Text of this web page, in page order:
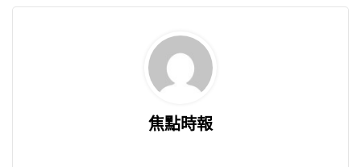
焦點時報